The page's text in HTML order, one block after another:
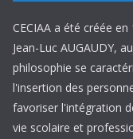
CECIAA a été créée
Jean-Luc AUGAUDY,
philosophie se
l'insertion des
favoriser l'intégration
vie scolaire et